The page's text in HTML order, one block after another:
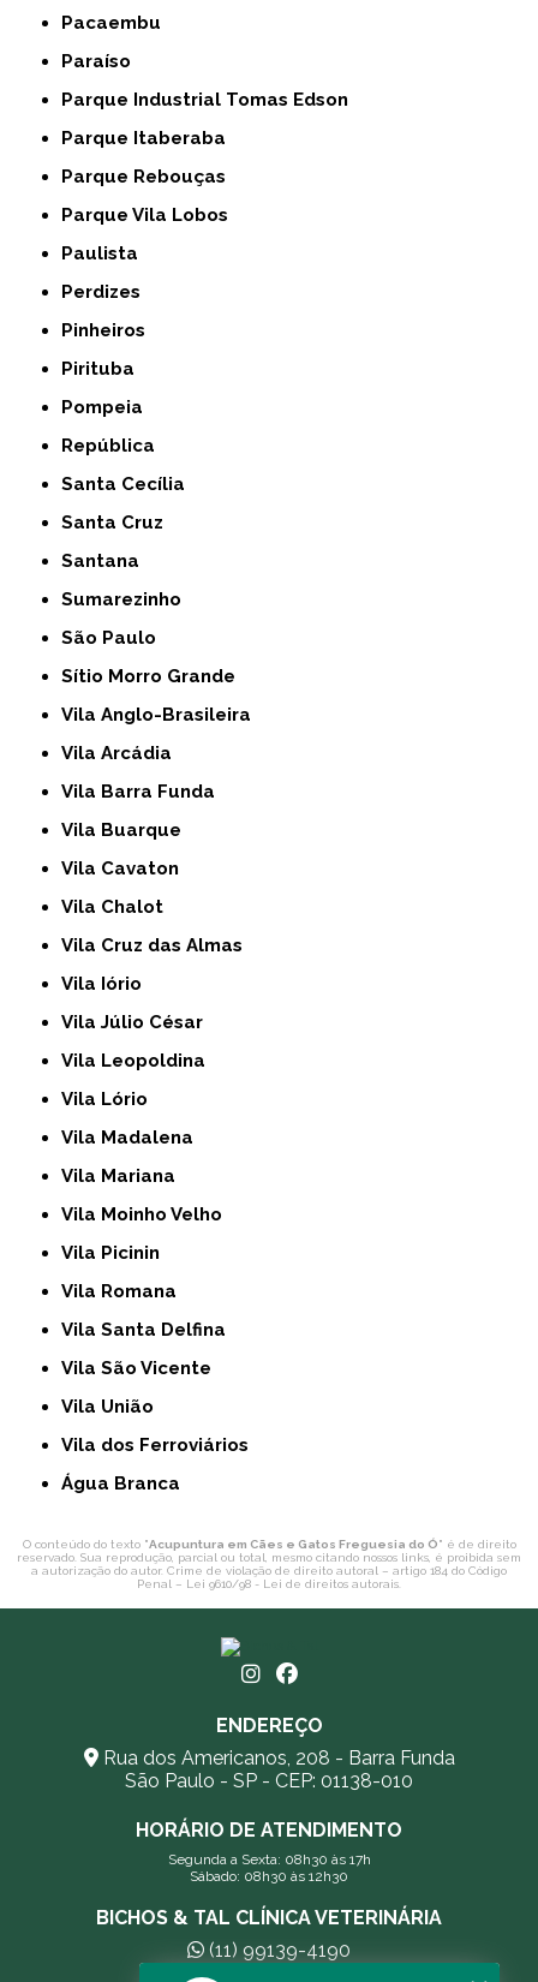
Pacaembu
Paraíso
Parque Industrial Tomas Edson
Parque Itaberaba
Parque Rebouças
Parque Vila Lobos
Paulista
Perdizes
Pinheiros
Pirituba
Pompeia
República
Santa Cecília
Santa Cruz
Santana
Sumarezinho
São Paulo
Sítio Morro Grande
Vila Anglo-Brasileira
Vila Arcádia
Vila Barra Funda
Vila Buarque
Vila Cavaton
Vila Chalot
Vila Cruz das Almas
Vila Iório
Vila Júlio César
Vila Leopoldina
Vila Lório
Vila Madalena
Vila Mariana
Vila Moinho Velho
Vila Picinin
Vila Romana
Vila Santa Delfina
Vila São Vicente
Vila União
Vila dos Ferroviários
Água Branca
O conteúdo do texto "Acupuntura em Cães e Gatos Freguesia do Ó" é de direito
reservado. Sua reprodução, parcial ou total, mesmo citando nossos links, é proibida sem
a autorização do autor. Crime de violação de direito autoral – artigo 184 do Código
Penal – Lei 9610/98 - Lei de direitos autorais.
ENDEREÇO
Rua dos Americanos, 208 - Barra Funda
São Paulo - SP - CEP: 01138-010
HORÁRIO DE ATENDIMENTO
Segunda a Sexta: 08h30 às 17h
Sábado: 08h30 às 12h30
BICHOS & TAL CLÍNICA VETERINÁRIA
(11) 99139-4190